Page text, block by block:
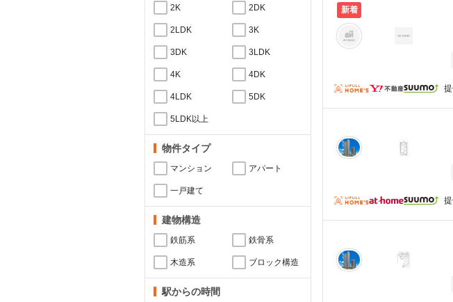
2K 2DK
2LDK 3K
3DK 3LDK
4K 4DK
4LDK 5DK
5LDK以上
物件タイプ
マンション アパート
一戸建て
建物構造
鉄筋系 鉄骨系
木造系 ブロック構造
駅からの時間
新着